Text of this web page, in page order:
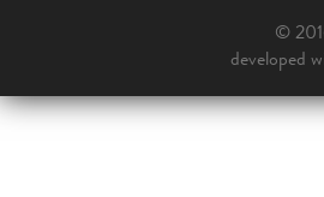
©
developed